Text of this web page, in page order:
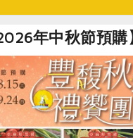
非供即食，應充分加熱
關鍵字
年中秋節預購